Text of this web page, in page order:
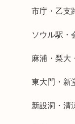
市庁・乙支
ソウル駅・
麻浦・梨大
東大門・新
新設洞・清